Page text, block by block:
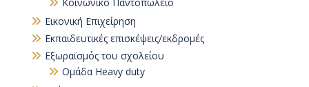
Εικονική Επιχείρηση
Εκπαιδευτικές επισκέψεις/εκδρομές
Εξωραϊσμός του σχολείου
Ομάδα Heavy duty